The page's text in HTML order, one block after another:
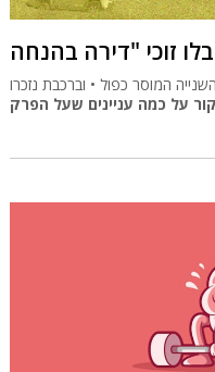
המוסר כפול • וברכבת נזכרו
על כמה עניינים שעל הפרק